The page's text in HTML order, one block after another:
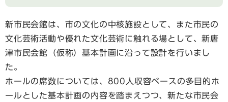
新市民会館は、市の文化の中核施設として、また市民の
文化芸術活動や優れた文化芸術に触れる場として、新唐
津市民会館（仮称）基本計画に沿って設計を行いまし
た。
ホールの席数については、800人収容ベースの多目的ホ
ールとした基本計画の内容を踏まえつつ、新たな市民会